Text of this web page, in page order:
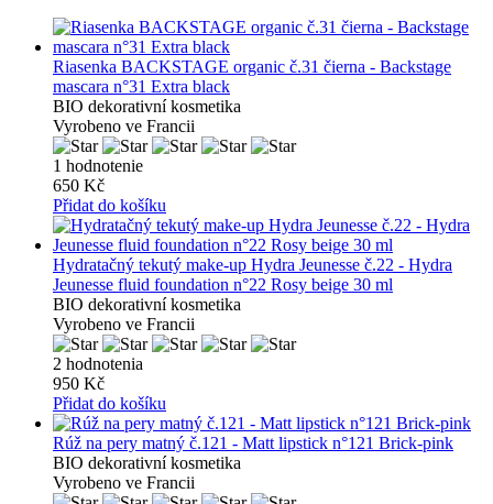
Riasenka BACKSTAGE organic č.31 čierna - Backstage
mascara n°31 Extra black
BIO dekorativní kosmetika
Vyrobeno ve Francii
1 hodnotenie
650 Kč
Přidat do košíku
Hydratačný tekutý make-up Hydra Jeunesse č.22 - Hydra
Jeunesse fluid foundation n°22 Rosy beige 30 ml
BIO dekorativní kosmetika
Vyrobeno ve Francii
2 hodnotenia
950 Kč
Přidat do košíku
Rúž na pery matný č.121 - Matt lipstick n°121 Brick-pink
BIO dekorativní kosmetika
Vyrobeno ve Francii